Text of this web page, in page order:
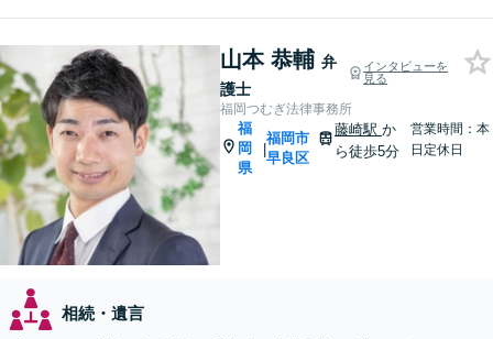
山本 恭輔 弁
護士
インタビューを
見る
福岡つむぎ法律事務所
福
岡
県
|
福岡市
早良区
藤崎駅 か
ら徒歩5分
営業時間：本
日定休日
相続・遺言